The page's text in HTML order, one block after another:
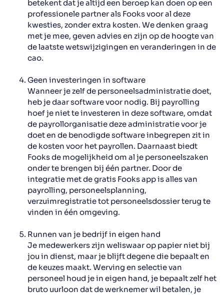
betekent dat je altijd een beroep kan doen op een
professionele partnerals Fooks voor al deze
kwesties, zonder extra kosten. We denken graag
met je mee, geven advies en zijn op de hoogte van
de laatste wetswijzigingen en veranderingen in de
cao.
Geen investeringen in software
Wanneer je zelf de personeelsadministratie doet,
heb je daar software voor nodig. Bij payrolling
hoef je niet te investeren in deze software, omdat
de payrollorganisatie deze administratie voor je
doet en de benodigde software inbegrepen zit in
de kosten voor het payrollen. Daarnaast biedt
Fooks de mogelijkheid om al je personeelszaken
onder te brengen bij één partner. Door de
integratie met de gratis Fooks appis alles van
payrolling, personeelsplanning,
verzuimregistratie tot personeelsdossier terug te
vinden in één omgeving.
Runnen van je bedrijf in eigen hand
Je medewerkers zijn weliswaar op papier niet bij
jou in dienst, maar je blijft degene die bepaalt en
de keuzes maakt. Werving en selectie van
personeel houd je in eigen hand, je bepaalt zelf het
bruto uurloon dat de werknemer wil betalen, je